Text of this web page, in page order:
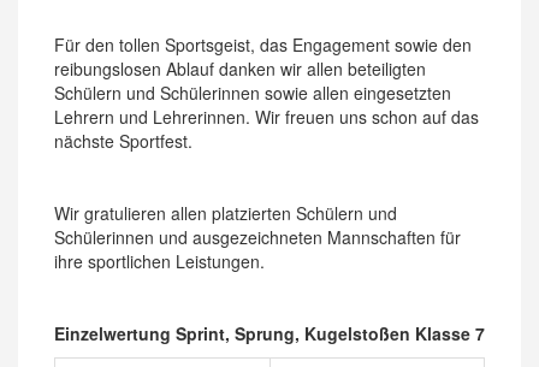
Für den tollen Sportsgeist, das Engagement sowie den
reibungslosen Ablauf danken wir allen beteiligten
Schülern und Schülerinnen sowie allen eingesetzten
Lehrern und Lehrerinnen. Wir freuen uns schon auf das
nächste Sportfest.
Wir gratulieren allen platzierten Schülern und
Schülerinnen und ausgezeichneten Mannschaften für
ihre sportlichen Leistungen.
Einzelwertung Sprint, Sprung, Kugelstoßen Klasse 7